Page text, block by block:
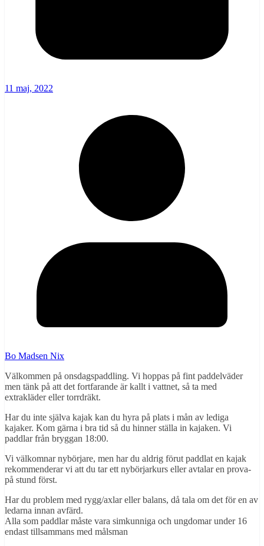
11 maj, 2022
Bo Madsen Nix
Välkommen på onsdagspaddling. Vi hoppas på fint paddelväder
men tänk på att det fortfarande är kallt i vattnet, så ta med
extrakläder eller torrdräkt.
Har du inte själva kajak kan du hyra på plats i mån av lediga
kajaker. Kom gärna i bra tid så du hinner ställa in kajaken. Vi
paddlar från bryggan 18:00.
Vi välkomnar nybörjare, men har du aldrig förut paddlat en kajak
rekommenderar vi att du tar ett nybörjarkurs eller avtalar en prova-
på stund först.
Har du problem med rygg/axlar eller balans, då tala om det för en av
ledarna innan avfärd.
Alla som paddlar måste vara simkunniga och ungdomar under 16
endast tillsammans med målsman